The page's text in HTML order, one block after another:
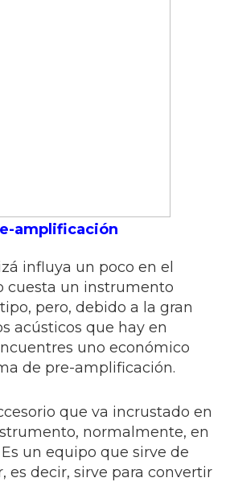
amplificación
influya un poco en el
cuesta un instrumento
pero, debido a la gran
acústicos que hay en
uno económico
de pre-amplificación.
que va incrustado en
normalmente, en
un equipo que sirve de
es decir, sirve para convertir